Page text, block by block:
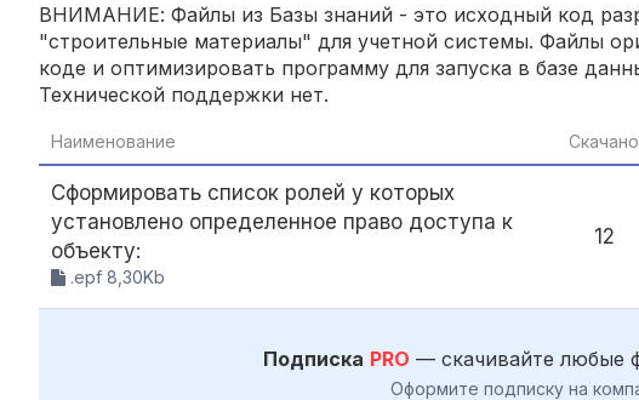
ВНИМАНИЕ: Файлы из Базы знаний - это исходный код
"строительные материалы" для учетной системы. Файлы
коде и оптимизировать программу для запуска в базе
Технической поддержки нет.
Наименование Скачано
Сформировать список ролей у которых
установлено определенное право доступа к
объекту:
.epf 8,30Kb
12
Подписка PRO — скачивайте любые
Оформите подписку на